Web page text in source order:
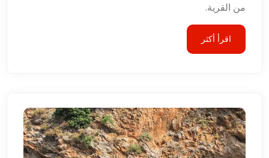
من القرية.
اقرأ أكثر